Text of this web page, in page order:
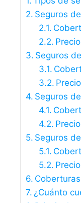
Seguros
Seguros
Seguros
Seguros
¿Cuánto